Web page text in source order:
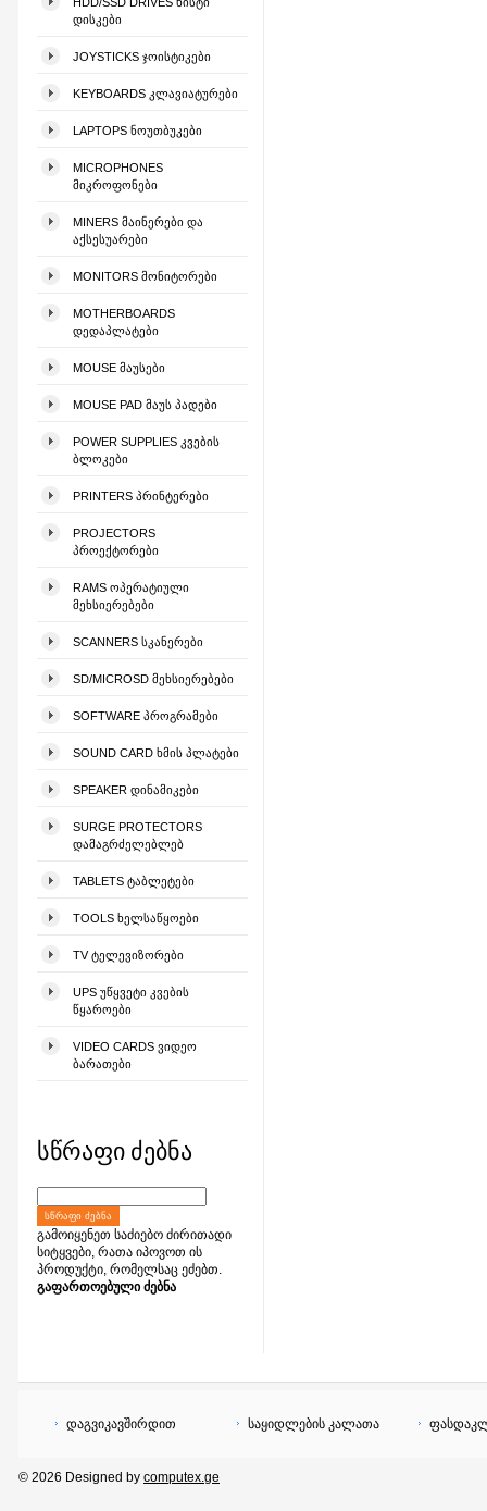
ᲓᲘᲡᲙᲔᲑᲘ
JOYSTICKS ᲯᲝᲘᲡᲢᲘᲙᲔᲑᲘ
KEYBOARDS ᲙᲚᲐᲕᲘᲐᲢᲣᲠᲔᲑᲘ
LAPTOPS ᲜᲝᲣᲗᲑᲣᲙᲔᲑᲘ
MICROPHONES
ᲛᲘᲙᲠᲝᲤᲝᲜᲔᲑᲘ
MINERS ᲛᲐᲘᲜᲔᲠᲔᲑᲘ ᲓᲐ
ᲐᲥᲡᲔᲡᲣᲐᲠᲔᲑᲘ
MONITORS ᲛᲝᲜᲘᲢᲝᲠᲔᲑᲘ
MOTHERBOARDS
ᲓᲔᲓᲐᲞᲚᲐᲢᲔᲑᲘ
MOUSE ᲛᲐᲣᲡᲔᲑᲘ
MOUSE PAD ᲛᲐᲣᲡ ᲞᲐᲓᲔᲑᲘ
POWER SUPPLIES ᲙᲕᲔᲑᲘᲡ
ᲑᲚᲝᲙᲔᲑᲘ
PRINTERS ᲞᲠᲘᲜᲢᲔᲠᲔᲑᲘ
PROJECTORS
ᲞᲠᲝᲔᲥᲢᲝᲠᲔᲑᲘ
RAMS ᲝᲞᲔᲠᲐᲢᲘᲣᲚᲘ
ᲛᲔᲮᲡᲘᲔᲠᲔᲑᲔᲑᲘ
SCANNERS ᲡᲙᲐᲜᲔᲠᲔᲑᲘ
SD/MICROSD ᲛᲔᲮᲡᲘᲔᲠᲔᲑᲔᲑᲘ
SOFTWARE ᲞᲠᲝᲒᲠᲐᲛᲔᲑᲘ
SOUND CARD ᲮᲛᲘᲡ ᲞᲚᲐᲢᲔᲑᲘ
SPEAKER ᲓᲘᲜᲐᲛᲘᲙᲔᲑᲘ
SURGE PROTECTORS
ᲓᲐᲛᲐᲒᲠᲫᲔᲚᲔᲑᲚᲔᲑ
TABLETS ᲢᲐᲑᲚᲔᲢᲔᲑᲘ
TOOLS ᲮᲔᲚᲡᲐᲬᲧᲝᲔᲑᲘ
TV ᲢᲔᲚᲔᲕᲘᲖᲝᲠᲔᲑᲘ
UPS ᲣᲬᲧᲕᲔᲢᲘ ᲙᲕᲔᲑᲘᲡ
ᲬᲧᲐᲠᲝᲔᲑᲘ
VIDEO CARDS ᲕᲘᲓᲔᲝ
ᲑᲐᲠᲐᲗᲔᲑᲘ
სწრაფი ძებნა
ᲡᲬᲠᲐᲤᲘ ᲫᲔᲑᲜᲐ
გამოიყენეთ საძიებო ძირითადი
სიტყვები, რათა იპოვოთ ის
პროდუქტი, რომელსაც ეძებთ.
გაფართოებული ძებნა
დაგვიკავშირდით საყიდლების კალათა
© 2026 Designed by computex.ge